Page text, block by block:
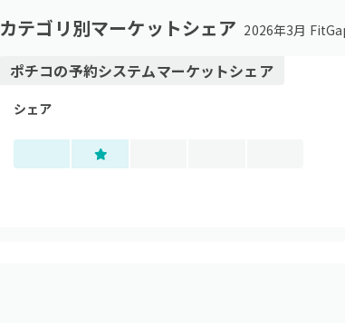
カテゴリ別マーケットシェア 2026年3月
ポチコの予約システムマーケットシェア
シェア